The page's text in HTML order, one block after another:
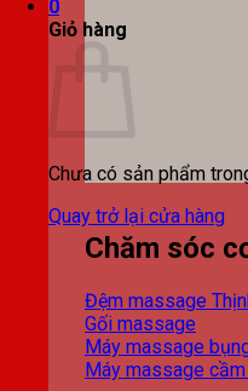
0
Giỏ hàng
Chưa có sản phẩm
Quay trở lại cửa hàng
Chăm sóc
Đệm massage
Gối massage
Máy massage
Máy massage